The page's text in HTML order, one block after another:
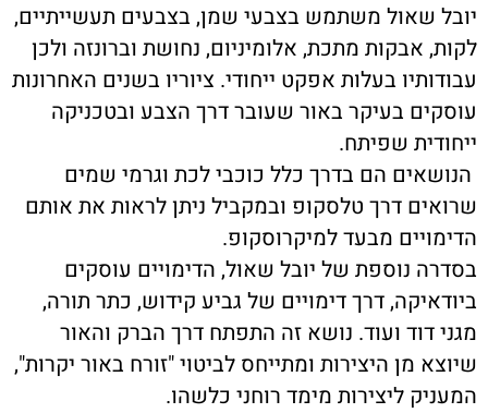
שאול משתמש בצבעי שמן, בצבעים תעשייתיים,
אבקות מתכת, אלומיניום, נחושת וברונזה ולכן
בעלות אפקט ייחודי. ציוריו בשנים האחרונות
בעיקר באור שעובר דרך הצבע ובטכניקה
שפיתח.
הם בדרך כלל כוכבי לכת וגרמי שמים
דרך טלסקופ ובמקביל ניתן לראות את אותם
מבעד למיקרוסקופ.
נוספת של יובל שאול, הדימויים עוסקים
דרך דימויים של גביע קידוש, כתר תורה,
דוד ועוד. נושא זה התפתח דרך הברק והאור
מן היצירות ומתייחס לביטוי "זורח באור יקרות",
ליצירות מימד רוחני כלשהו.